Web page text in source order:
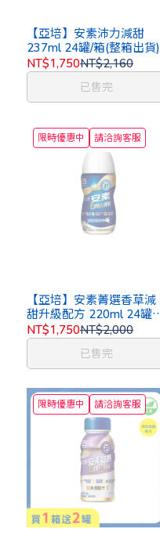
【亞培】安素沛力減甜
237ml 24罐/箱(整箱出貨)
NT$1,750NT$2,160
已售完
限時優惠中 請洽詢客服
【亞培】安素菁選香草減
甜升級配方 220ml 24罐/
箱(整箱出貨)
NT$1,750NT$2,000
已售完
限時優惠中 請洽詢客服